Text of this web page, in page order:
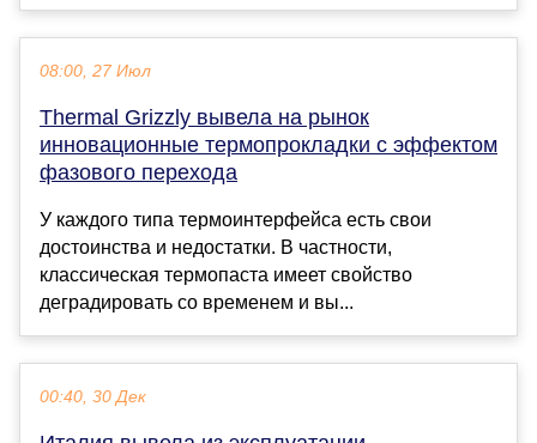
08:00, 27 Июл
Thermal Grizzly вывела на рынок
инновационные термопрокладки с эффектом
фазового перехода
У каждого типа термоинтерфейса есть свои
достоинства и недостатки. В частности,
классическая термопаста имеет свойство
деградировать со временем и вы...
00:40, 30 Дек